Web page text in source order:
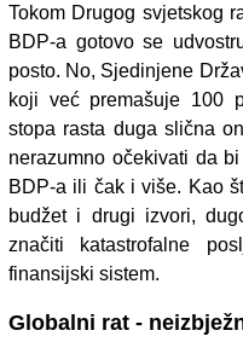
Tokom Drugog svjetskog
BDP-a gotovo se
posto. No, Sjedinjene
koji već premašuje 100
stopa rasta duga slična
nerazumno očekivati da
BDP-a ili čak i više. Kao
budžet i drugi izvori,
značiti katastrofalne
finansijski sistem.
Globalni rat -